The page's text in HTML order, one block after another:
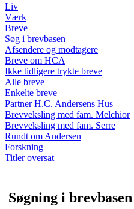
Liv
Værk
Breve
Søg i brevbasen
Afsendere og modtagere
Breve om HCA
Ikke tidligere trykte breve
Alle breve
Enkelte breve
Partner H.C. Andersens Hus
Brevveksling med fam. Melchior
Brevveksling med fam. Serre
Rundt om Andersen
Forskning
Titler oversat
Søgning i brevbasen